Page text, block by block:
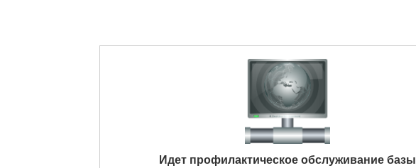
Идет профилактическое обслуживание базы